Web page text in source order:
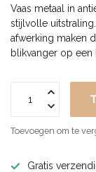
Vaas metaal in
stijlvolle
afwerking maken
blikvanger op een
Toevoegen om te
Gratis